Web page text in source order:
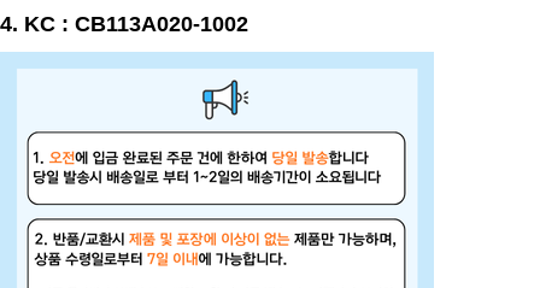
4. KC : CB113A020-1002